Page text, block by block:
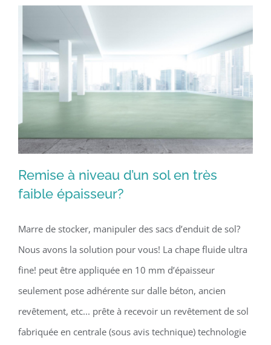
Remise à niveau d’un sol en très faible
épaisseur?
Remise à niveau d’un sol en très
faible épaisseur?
Marre de stocker, manipuler des sacs d’enduit de sol?
Nous avons la solution pour vous! La chape fluide ultra
fine! peut être appliquée en 10 mm d’épaisseur
seulement pose adhérente sur dalle béton, ancien
revêtement, etc... prête à recevoir un revêtement de sol
fabriquée en centrale (sous avis technique) technologie